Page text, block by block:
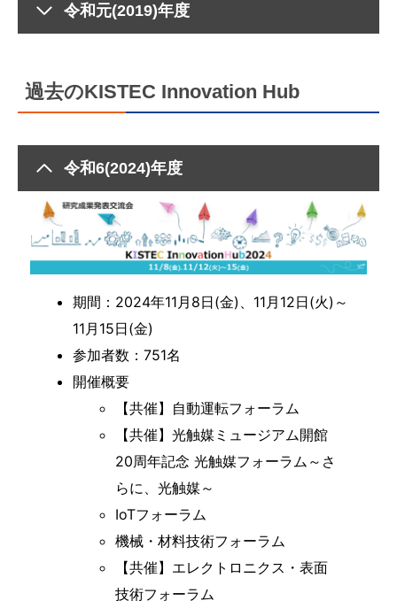
令和元(2019)年度
過去のKISTEC Innovation Hub
令和6(2024)年度
期間：2024年11月8日(金)、11月12日(火)～
11月15日(金)
参加者数：751名
開催概要
【共催】自動運転フォーラム
【共催】光触媒ミュージアム開館
20周年記念 光触媒フォーラム～さ
らに、光触媒～
IoTフォーラム
機械・材料技術フォーラム
【共催】エレクトロニクス・表面
技術フォーラム